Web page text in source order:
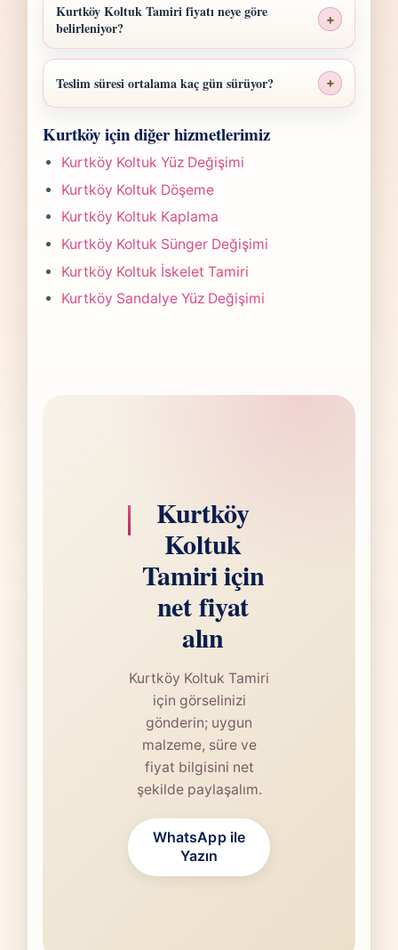
Kurtköy Koltuk Tamiri fiyatı neye göre
belirleniyor?
+
Kurtköy Koltuk Tamiri fiyatı; ölçü, malzeme
sınıfı, işçilik yoğunluğu ve teslim planına
göre belirlenir. Fotoğraf gönderdiğinizde
hızlıca anlaşılır bir aralık paylaşırız.
Teslim süresi ortalama kaç gün sürüyor? +
işlemin kapsamına göre değişir. Çoğu
projede 5-7 iş günü hedefiyle çalışır, olası
değişikliği önceden bildiririz.
Kurtköy için diğer hizmetlerimiz
Kurtköy Koltuk Yüz Değişimi
Kurtköy Koltuk Döşeme
Kurtköy Koltuk Kaplama
Kurtköy Koltuk Sünger Değişimi
Kurtköy Koltuk İskelet Tamiri
Kurtköy Sandalye Yüz Değişimi
Kurtköy
Koltuk
Tamiri için
net fiyat
alın
Kurtköy Koltuk Tamiri
için görselinizi
gönderin; uygun
malzeme, süre ve
fiyat bilgisini net
şekilde paylaşalım.
WhatsApp ile
Yazın